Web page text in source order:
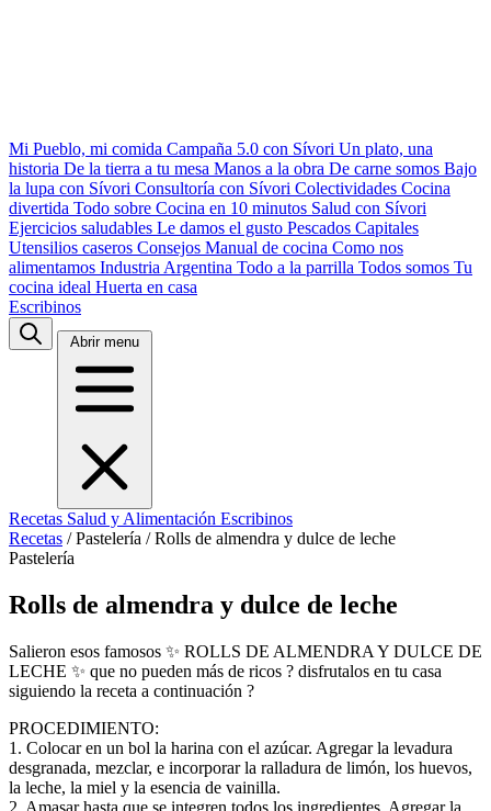
Mi Pueblo, mi comida Campaña 5.0 con Sívori Un plato, una
historia De la tierra a tu mesa Manos a la obra De carne somos Bajo
la lupa con Sívori Consultoría con Sívori Colectividades Cocina
divertida Todo sobre Cocina en 10 minutos Salud con Sívori
Ejercicios saludables Le damos el gusto Pescados Capitales
Utensilios caseros Consejos Manual de cocina Como nos
alimentamos Industria Argentina Todo a la parrilla Todos somos Tu
cocina ideal Huerta en casa
Escribinos
Abrir menu
Recetas Salud y Alimentación Escribinos
Recetas / Pastelería / Rolls de almendra y dulce de leche
Pastelería
Rolls de almendra y dulce de leche
Salieron esos famosos ✨ ROLLS DE ALMENDRA Y DULCE DE
LECHE ✨ que no pueden más de ricos ? disfrutalos en tu casa
siguiendo la receta a continuación ?
PROCEDIMIENTO:
1. Colocar en un bol la harina con el azúcar. Agregar la levadura
desgranada, mezclar, e incorporar la ralladura de limón, los huevos,
la leche, la miel y la esencia de vainilla.
2. Amasar hasta que se integren todos los ingredientes. Agregar la